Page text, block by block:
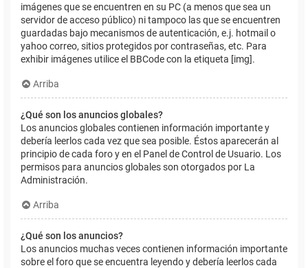
imágenes que se encuentren en su PC (a menos que sea un
servidor de acceso público) ni tampoco las que se encuentren
guardadas bajo mecanismos de autenticación, e.j. hotmail o
yahoo correo, sitios protegidos por contraseñas, etc. Para
exhibir imágenes utilice el BBCode con la etiqueta [img].
Arriba
¿Qué son los anuncios globales?
Los anuncios globales contienen información importante y
debería leerlos cada vez que sea posible. Éstos aparecerán al
principio de cada foro y en el Panel de Control de Usuario. Los
permisos para anuncios globales son otorgados por La
Administración.
Arriba
¿Qué son los anuncios?
Los anuncios muchas veces contienen información importante
sobre el foro que se encuentra leyendo y debería leerlos cada